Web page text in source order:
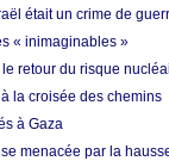
était un crime de
« inimaginables »
retour du risque
la croisée des chemins
à Gaza
menacée par la